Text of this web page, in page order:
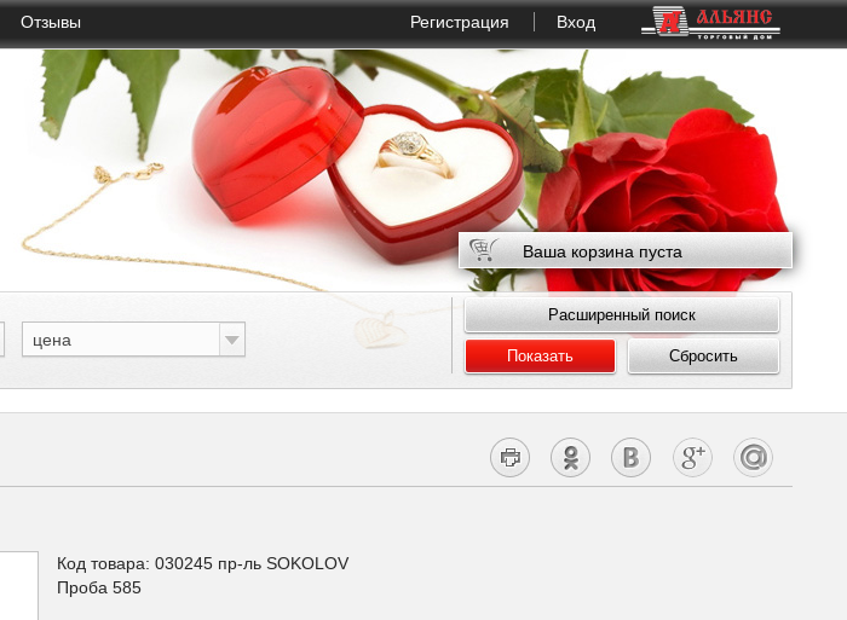
Отзывы Регистрация Вход
Ваша корзина пуста
цена
Расширенный поиск
Показать Сбросить
Код товара: 030245 пр-ль SOKOLOV
Проба 585